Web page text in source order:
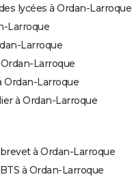
lycées à Ordan-Larroque
Larroque
Larroque
Larroque
Ordan-Larroque
à Ordan-Larroque
à Ordan-Larroque
à Ordan-Larroque